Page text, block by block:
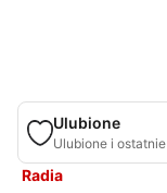
Ulubione
Ulubione i ostatnie
Radia